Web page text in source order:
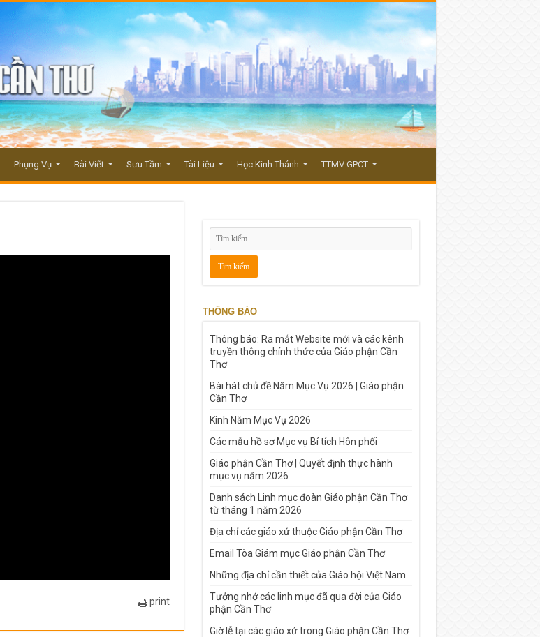
Phụng Vụ Bài Viết Sưu Tầm Tài Liệu Học Kinh Thánh TTMV GPCT
print
THÔNG BÁO
Thông báo: Ra mắt Website mới và các kênh
truyền thông chính thức của Giáo phận Cần
Thơ
Bài hát chủ đề Năm Mục Vụ 2026 | Giáo phận
Cần Thơ
Kinh Năm Mục Vụ 2026
Các mẫu hồ sơ Mục vụ Bí tích Hôn phối
Giáo phận Cần Thơ | Quyết định thực hành
mục vụ năm 2026
Danh sách Linh mục đoàn Giáo phận Cần Thơ
từ tháng 1 năm 2026
Địa chỉ các giáo xứ thuộc Giáo phận Cần Thơ
Email Tòa Giám mục Giáo phận Cần Thơ
Những địa chỉ cần thiết của Giáo hội Việt Nam
Tưởng nhớ các linh mục đã qua đời của Giáo
phận Cần Thơ
Giờ lễ tại các giáo xứ trong Giáo phận Cần Thơ